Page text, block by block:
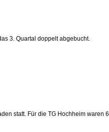
3. Quartal doppelt abgebucht.
statt. Für die TG Hochheim waren 6